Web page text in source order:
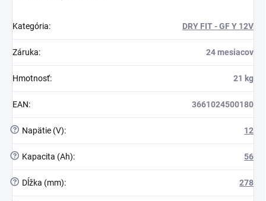
Kategória: DRY FIT - GF Y 12V
Záruka: 24 mesiacov
Hmotnosť: 21 kg
EAN: 3661024500180
? Napätie (V): 12
? Kapacita (Ah): 56
? Dĺžka (mm): 278